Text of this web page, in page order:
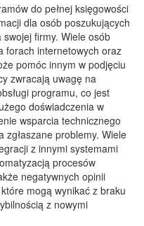
do pełnej księgowości
dla osób poszukujących
firmy. Wiele osób
forach internetowych oraz
pomóc innym w podjęciu
zwracają uwagę na
programu, co jest
doświadczenia w
wsparcia technicznego
problemy. Wiele
z innymi systemami
procesów
negatywnych opinii
mogą wynikać z braku
z nowymi